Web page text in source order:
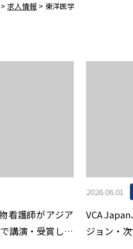
> 求人情報 > 東洋医学
看護師がアジア
講演・受賞しま
2026.06.01
VCA
ジョン・